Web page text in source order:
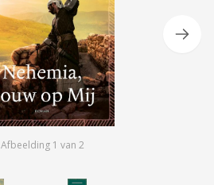
Afbeelding 1 van 2